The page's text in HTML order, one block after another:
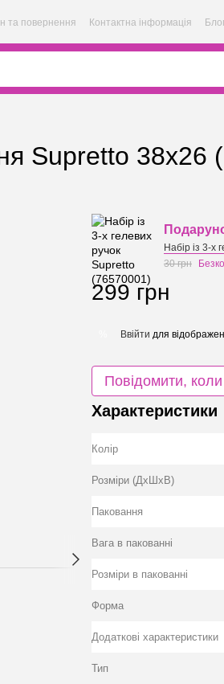
та повернення Контактна інформація
Supretto 38х26
Набір із 3-х
30 грн
299 грн
Ввійти для
Повідомити, коли
Характеристики
Колір
Розміри (ДхШхВ)
Паковання
Вага в пакованні
Розміри в пакованні
Форма
Додаткові характеристики
Тип